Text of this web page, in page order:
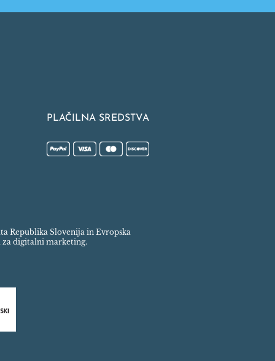
PLAČILNA SREDSTVA
Republika Slovenija in Evropska
za digitalni marketing.